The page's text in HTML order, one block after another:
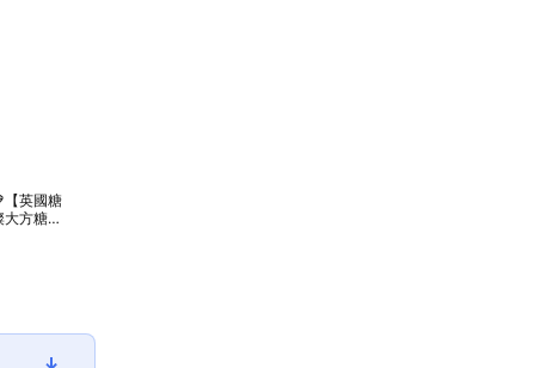
【英國糖
方糖果
國糖迷
英國茶